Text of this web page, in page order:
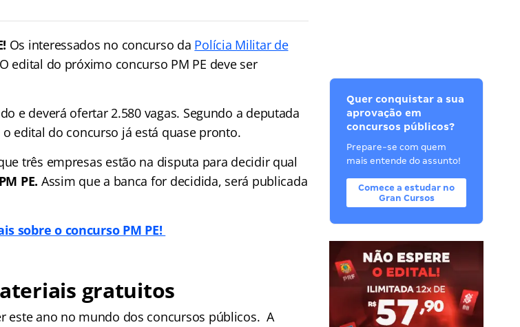
Os interessados no concurso da Polícia Militar de
edital do próximo concurso PM PE deve ser
e deverá ofertar 2.580 vagas. Segundo a deputada
edital do concurso já está quase pronto.
três empresas estão na disputa para decidir qual
PE. Assim que a banca for decidida, será publicada
sobre o concurso PM PE!
gratuitos
este ano no mundo dos concursos públicos. A
Quer conquistar a sua
aprovação em
concursos públicos?
Prepare-se com quem
mais entende do assunto!
Comece a estudar no
Gran Cursos